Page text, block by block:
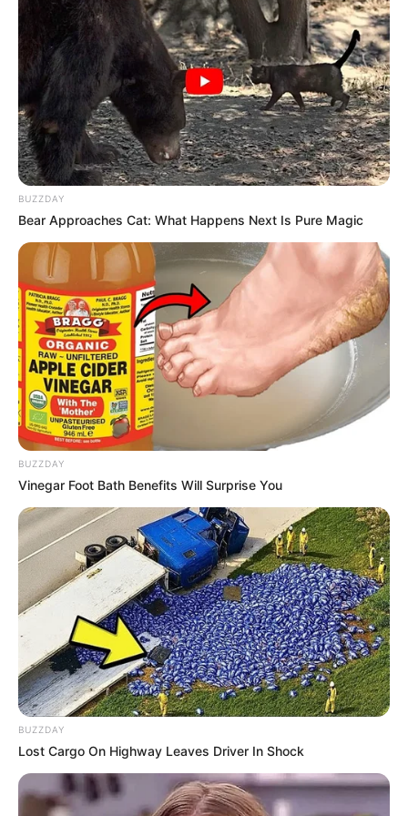
Como Fazer – Passo a passo
Você ficou curioso e quer saber como se faz esses
lindos objetos decorativos e super úteis no dia a
dia? Pois então assista agora ao passo a passo
preparado especialmente para você! É um
artesanato fácil de ser feito e que fica muito
barato.
Confira como colocar em prática essa incrível
ideia!
BUZZDAY
Bear Approaches Cat: What Happens Next Is Pure Magic
BUZZDAY
Vinegar Foot Bath Benefits Will Surprise You
BUZZDAY
Lost Cargo On Highway Leaves Driver In Shock